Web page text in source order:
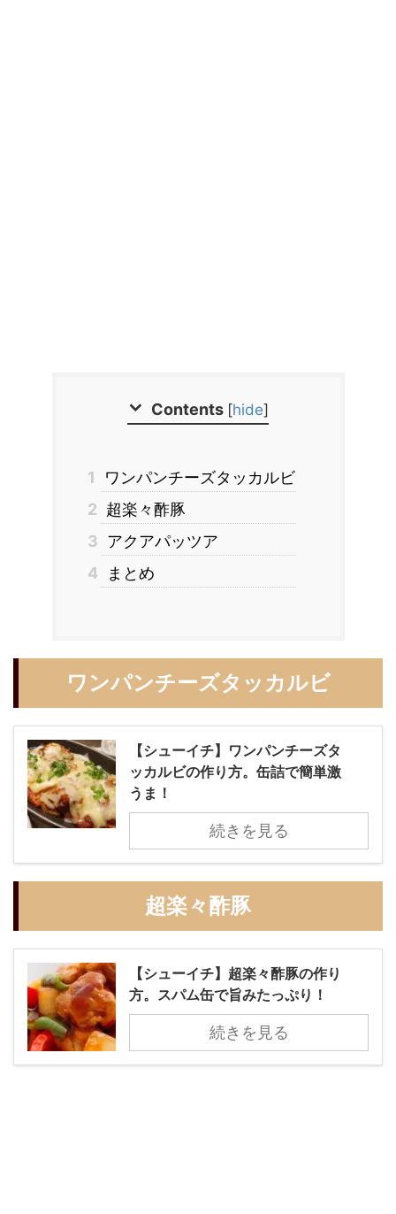
Contents [hide]
1
ワンパンチーズタッカルビ
2 超楽々酢豚
3 アクアパッツア
4
まとめ
ワンパンチーズタッカルビ
【シューイチ】ワンパンチーズタ
ッカルビの作り方。缶詰で簡単激
うま！
続きを見る
超楽々酢豚
【シューイチ】超楽々酢豚の作り
方。スパム缶で旨みたっぷり！
続きを見る